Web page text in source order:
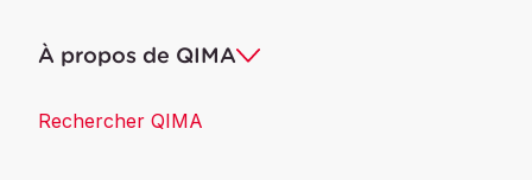
À propos de QIMA
Rechercher QIMA